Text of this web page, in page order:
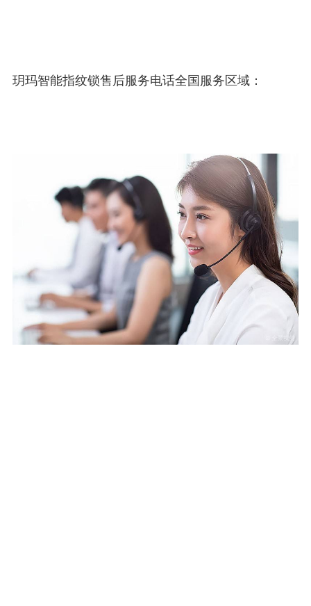
玥玛智能指纹锁售后服务电话全国服务区域：